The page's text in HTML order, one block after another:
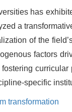
has
a
of the
factors
specific
transformation